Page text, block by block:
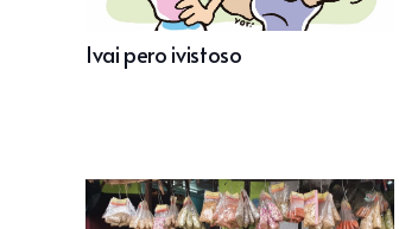
Ivai pero ivistoso